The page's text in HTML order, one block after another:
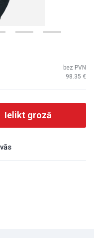
98.35
bez PVN
Ielikt grozā